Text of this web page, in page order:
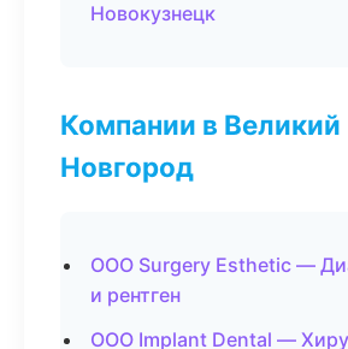
Новокузнецк
Компании в Великий
Новгород
ООО Surgery Esthetic —
и рентген
ООО Implant Dental —